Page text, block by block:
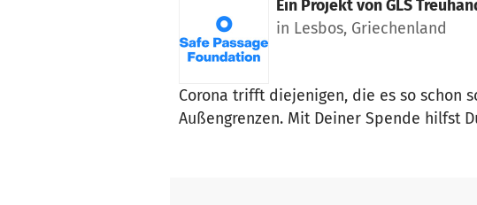
Ein Projekt vonGLS
in Lesbos, Griechenland
Corona trifft diejenigen, die es so schon
Außengrenzen. Mit Deiner Spende hilfst